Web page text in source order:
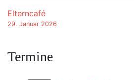
Beitrags-Navigation
Elterncafé
29. Januar 2026
Termine